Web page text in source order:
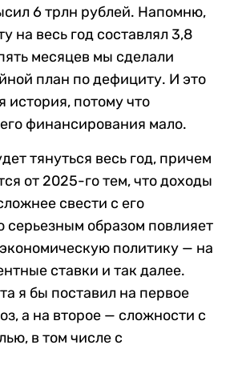
6 трлн рублей. Напомню,
на весь год составлял 3,8
месяцев мы сделали
план по дефициту. И это
история, потому что
финансирования мало.
тянуться весь год, причем
от 2025-го тем, что доходы
свести с его
серьезным образом повлияет
политику — на
ставки и так далее.
я бы поставил на первое
а на второе — сложности с
в том числе с